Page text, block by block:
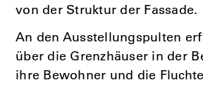
von der Struktur der Fassade.
An den Ausstellungspulten
über die Grenzhäuser in der
ihre Bewohner und die